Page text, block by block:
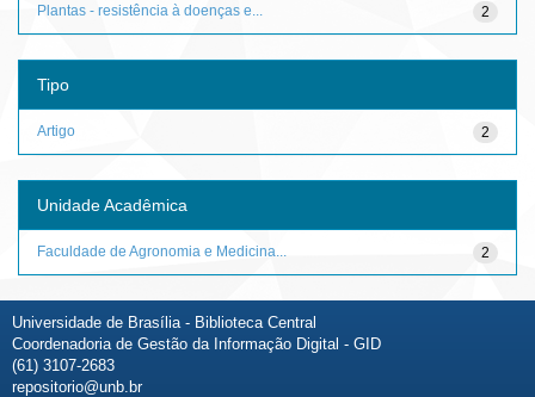
2
Plantas - resistência à doenças e...
Tipo
2
Artigo
Unidade Acadêmica
2
Faculdade de Agronomia e Medicina...
Universidade de Brasília - Biblioteca Central
Coordenadoria de Gestão da Informação Digital - GID
(61) 3107-2683
repositorio@unb.br